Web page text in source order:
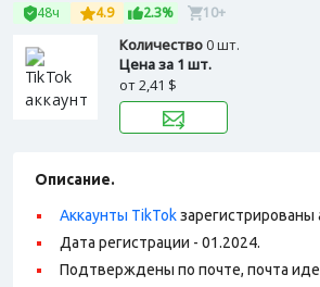
48ч 4.9 2.3% 10+
Количество0 шт.
Цена за 1 шт.
от2,41 $
Описание.
Аккаунты TikTokзарегистрированы
Дата регистрации - 01.2024.
Подтверждены по почте, почта